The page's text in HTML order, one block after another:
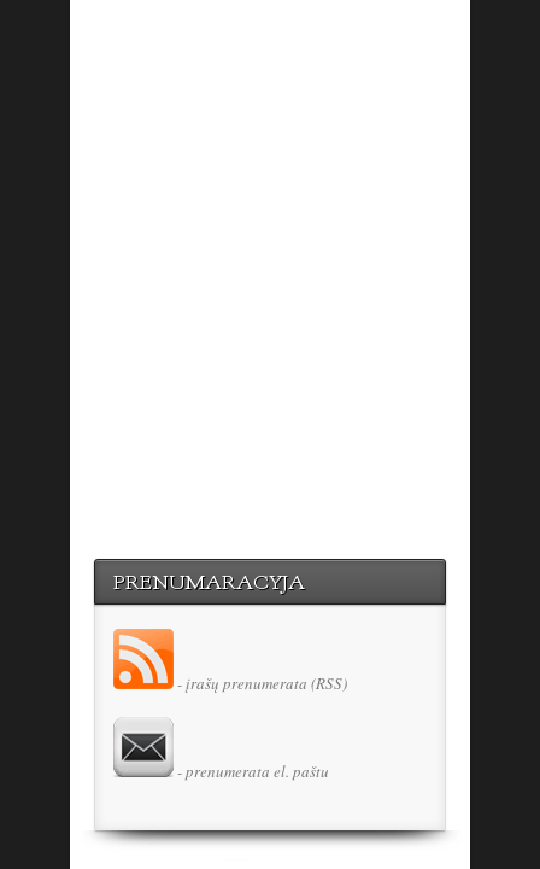
PRENUMARACYJA
- įrašų prenumerata (RSS)
- prenumerata el. paštu